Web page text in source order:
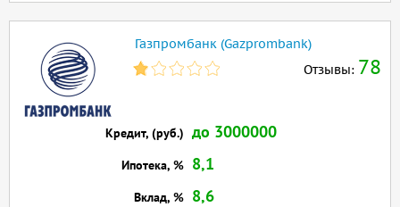
Газпромбанк (Gazprombank)
Отзывы: 78
Кредит, (руб.) до 3000000
Ипотека, % 8,1
Вклад, % 8,6